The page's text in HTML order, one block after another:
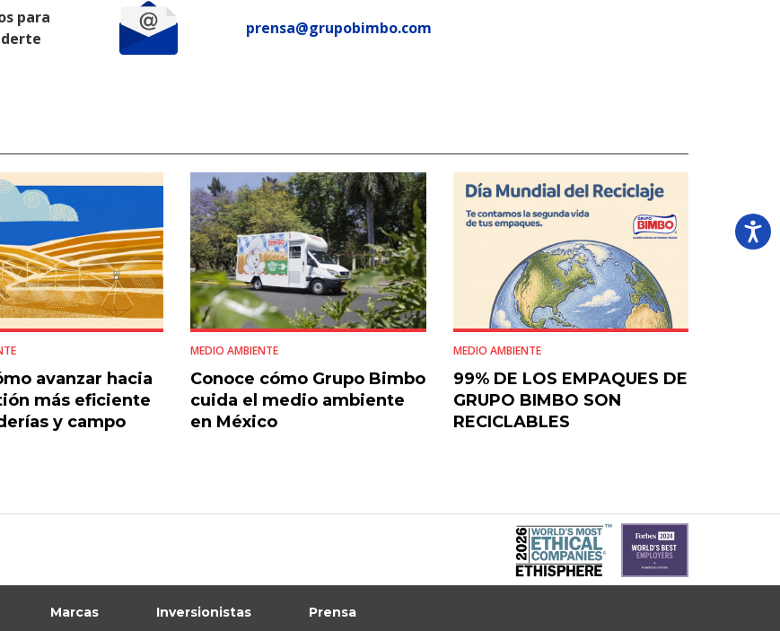
para
prensa@grupobimbo.com
avanzar hacia
más eficiente
y campo
MEDIO AMBIENTE
Conoce cómo Grupo Bimbo
cuida el medio ambiente
en México
MEDIO AMBIENTE
99% DE LOS EMPAQUES DE
GRUPO BIMBO SON
RECICLABLES
Marcas Inversionistas Prensa